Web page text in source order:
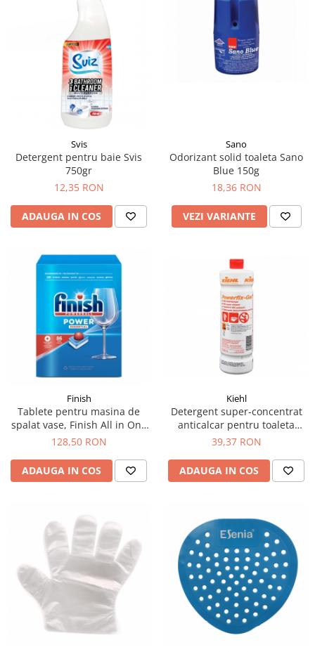
Svis
Detergent pentru baie Svis
750gr
12,35 RON
ADAUGA IN COS
Sano
Odorizant solid toaleta Sano
Blue 150g
18,36 RON
VEZI VARIANTE
Finish
Tablete pentru masina de
spalat vase, Finish All in One
86 buc/ cutie
128,50 RON
ADAUGA IN COS
Kiehl
Detergent super-concentrat
anticalcar pentru toaleta
Powerfix Gel 1 L
39,37 RON
ADAUGA IN COS